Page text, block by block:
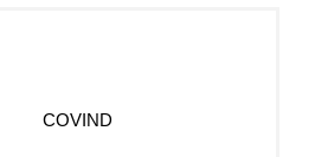
COVIND